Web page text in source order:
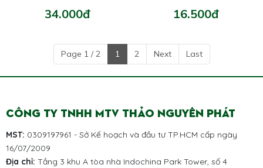
34.000đ
16.500đ
Page 1 / 2 1 2 Next Last
CÔNG TY TNHH MTV THẢO NGUYÊN PHÁT
MST: 0309197961 - Sở Kế hoạch và đầu tư TP.HCM cấp ngày
16/07/2009
Địa chỉ: Tầng 3 khu A tòa nhà Indochina Park Tower, số 4